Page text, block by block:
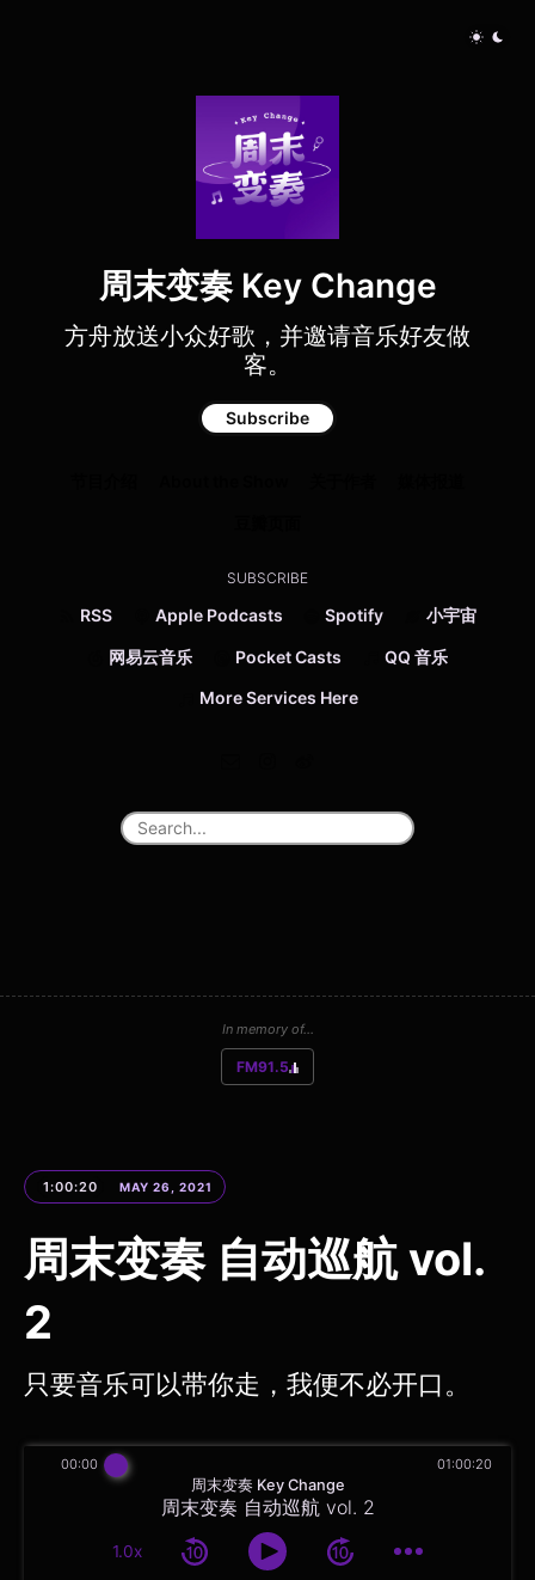
周末变奏 Key Change
方舟放送小众好歌，并邀请音乐好友做
客。
Subscribe
SUBSCRIBE
RSS Apple Podcasts Spotify 小宇宙
网易云音乐 Pocket Casts QQ 音乐
More Services Here
In memory of...
FM91.5
1:00:20 MAY 26, 2021
周末变奏 自动巡航 vol.
2
只要音乐可以带你走，我便不必开口。
周末变奏 Key Change
周末变奏 自动巡航 vol. 2
1.0x
00:00 01:00:20